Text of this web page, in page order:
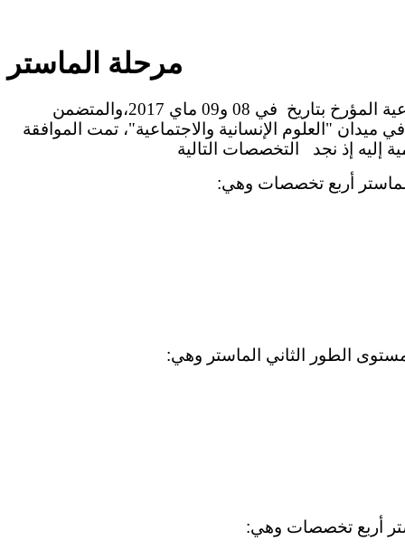
مرحلة الماستر
حسب محضر اللجنة الوطنية لميدان العلوم الإنسانية والاجتماعية المؤرخ بتاريخ في 08 و09 ماي 2017،والمتضمن
التكوينات في الماستر المؤهلة بعنوان جامعة وهران1 في ميدان "العلوم الإنسانية والاجتماعية"، تمت الموافقة
أربع تخصصات وهي:
الطور الثاني الماستر وهي:
أربعتخصصات وهي: